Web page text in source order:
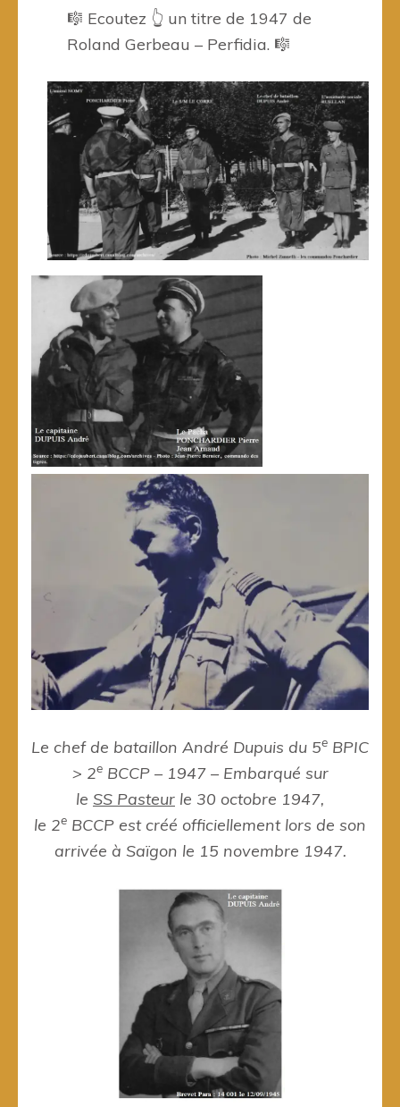
🎼 Ecoutez 👆 un titre de 1947 de
Roland Gerbeau – Perfidia. 🎼
Le chef de bataillon André Dupuis du 5e BPIC
> 2eBCCP – 1947 – Embarqué sur
le SS Pasteur le 30 octobre 1947,
le 2e BCCP est créé officiellement lors de son
arrivée à Saïgon le 15 novembre 1947.